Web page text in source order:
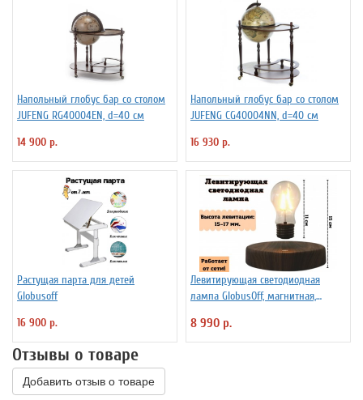
Напольный глобус бар со столом
JUFENG RG40004EN, d=40 см
14 900 р.
Напольный глобус бар со столом
JUFENG CG40004NN, d=40 см
16 930 р.
Растущая парта для детей
Globusoff
16 900 р.
Левитирующая светодиодная
лампа GlobusOff, магнитная,
8 990 р.
Отзывы о товаре
Добавить отзыв о товаре